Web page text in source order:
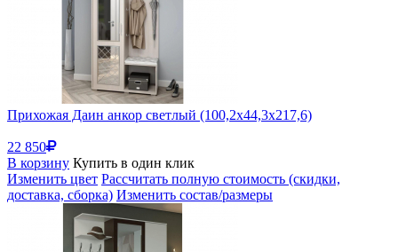
Прихожая Даин анкор светлый (100,2x44,3x217,6)
22 850
В корзину Купить в один клик
Изменить цвет Рассчитать полную стоимость (скидки,
доставка, сборка) Изменить состав/размеры